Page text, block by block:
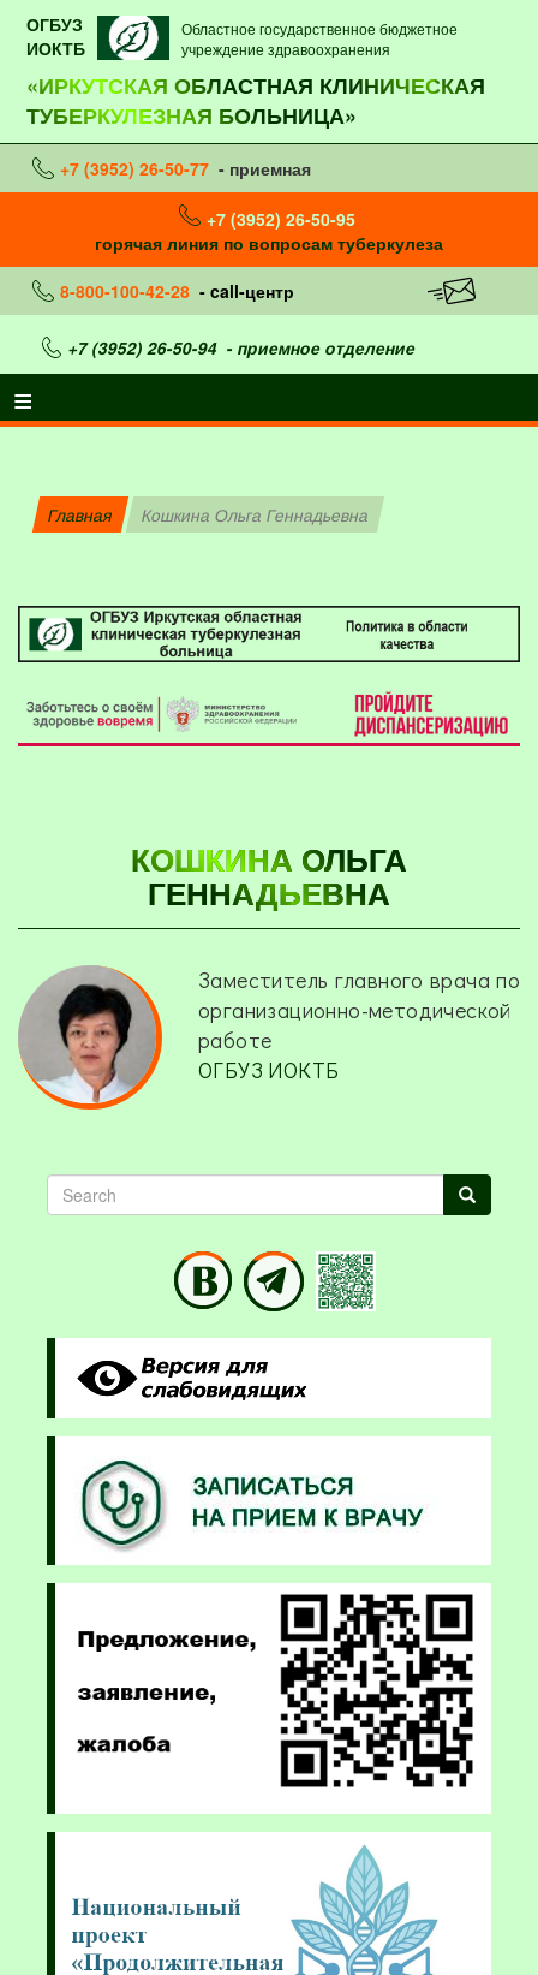
ОГБУЗ
ИОКТБ
Областное государственное бюджетное
учреждение здравоохранения
«ИРКУТСКАЯ ОБЛАСТНАЯ КЛИНИЧЕСКАЯ
ТУБЕРКУЛЕЗНАЯ БОЛЬНИЦА»
+7 (3952) 26-50-77 - приемная
+7 (3952) 26-50-95
горячая линия по вопросам туберкулеза
8-800-100-42-28 - call-центр
+7 (3952) 26-50-94- приемное отделение
Главная Кошкина Ольга Геннадьевна
КОШКИНА ОЛЬГА
ГЕННАДЬЕВНА
Заместитель главного врача по
организационно-методической
работе
ОГБУЗ ИОКТБ
Search Search